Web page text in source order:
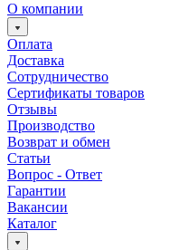
О компании
Оплата
Доставка
Сотрудничество
Сертификаты товаров
Отзывы
Производство
Возврат и обмен
Статьи
Вопрос - Ответ
Гарантии
Вакансии
Каталог